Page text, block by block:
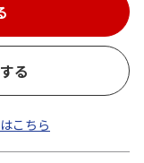
る
こちら